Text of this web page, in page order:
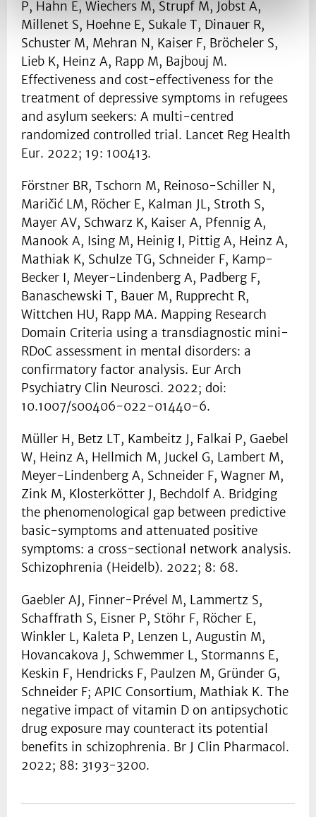
P, Hahn E, Wiechers M, Strupf M, Jobst A,
Millenet S, Hoehne E, Sukale T, Dinauer R,
Schuster M, Mehran N, Kaiser F, Bröcheler S,
Lieb K, Heinz A, Rapp M, Bajbouj M.
Effectiveness and cost-effectiveness for the
treatment of depressive symptoms in refugees
and asylum seekers: A multi-centred
randomized controlled trial. Lancet Reg Health
Eur. 2022; 19: 100413.
Förstner BR, Tschorn M, Reinoso-Schiller N,
Maričić LM, Röcher E, Kalman JL, Stroth S,
Mayer AV, Schwarz K, Kaiser A, Pfennig A,
Manook A, Ising M, Heinig I, Pittig A, Heinz A,
Mathiak K, Schulze TG, Schneider F, Kamp-
Becker I, Meyer-Lindenberg A, Padberg F,
Banaschewski T, Bauer M, Rupprecht R,
Wittchen HU, Rapp MA. Mapping Research
Domain Criteria using a transdiagnostic mini-
RDoC assessment in mental disorders: a
confirmatory factor analysis. Eur Arch
Psychiatry Clin Neurosci. 2022; doi:
10.1007/s00406-022-01440-6.
Müller H, Betz LT, Kambeitz J, Falkai P, Gaebel
W, Heinz A, Hellmich M, Juckel G, Lambert M,
Meyer-Lindenberg A, Schneider F, Wagner M,
Zink M, Klosterkötter J, Bechdolf A. Bridging
the phenomenological gap between predictive
basic-symptoms and attenuated positive
symptoms: a cross-sectional network analysis.
Schizophrenia (Heidelb). 2022; 8: 68.
Gaebler AJ, Finner-Prével M, Lammertz S,
Schaffrath S, Eisner P, Stöhr F, Röcher E,
Winkler L, Kaleta P, Lenzen L, Augustin M,
Hovancakova J, Schwemmer L, Stormanns E,
Keskin F, Hendricks F, Paulzen M, Gründer G,
Schneider F; APIC Consortium, Mathiak K. The
negative impact of vitamin D on antipsychotic
drug exposure may counteract its potential
benefits in schizophrenia. Br J Clin Pharmacol.
2022; 88: 3193-3200.